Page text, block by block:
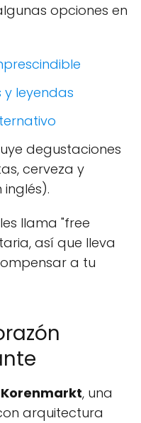
opciones en
y leyendas
degustaciones
cerveza y
llama "free
así que lleva
a tu
Korenmarkt, una
arquitectura